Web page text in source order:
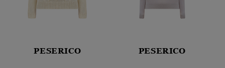
PESERICO PESERICO